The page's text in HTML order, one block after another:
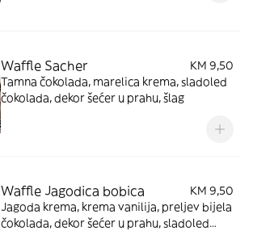
Waffle Sacher
KM 9,50
Tamna čokolada, marelica krema, sladoled
čokolada, dekor šećer u prahu, šlag
Waffle Jagodica bobica
KM 9,50
Jagoda krema, krema vanilija, preljev bijela
čokolada, dekor šećer u prahu, sladoled